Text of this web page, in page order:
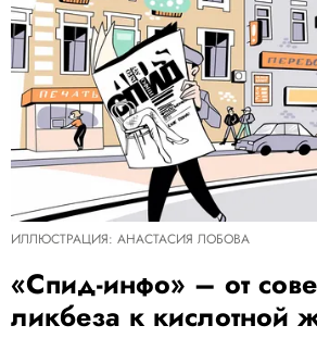
ИЛЛЮСТРАЦИЯ: АНАСТАСИЯ ЛОБОВА
«Спид-инфо» – от
ликбеза к кислотной